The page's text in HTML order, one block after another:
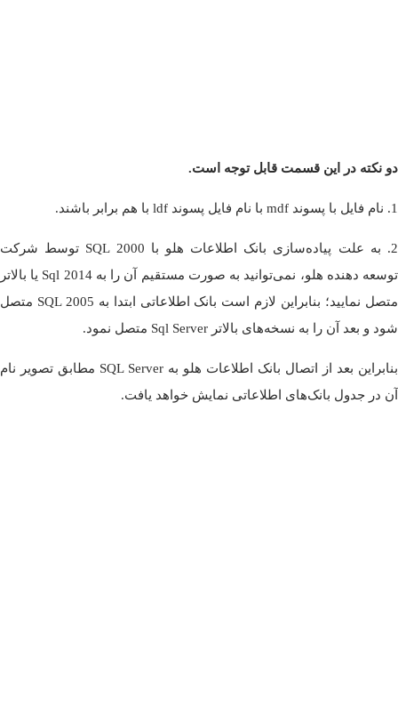
دو نکته در این قسمت قابل توجه است.
1. نام فایل با پسوند mdf با نام فایل پسوند ldf با هم برابر باشند.
2. به علت پیاده‌سازی بانک اطلاعات هلو با SQL 2000 توسط شرکت
توسعه دهنده هلو، نمی‌توانید به صورت مستقیم آن را به Sql 2014 یا بالاتر
متصل نمایید؛ بنابراین لازم است بانک اطلاعاتی ابتدا به SQL 2005 متصل
شود و بعد آن را به نسخه‌های بالاتر Sql Server متصل نمود.
بنابراین بعد از اتصال بانک اطلاعات هلو به SQL Server مطابق تصویر نام
آن در جدول بانک‌های اطلاعاتی نمایش خواهد یافت.